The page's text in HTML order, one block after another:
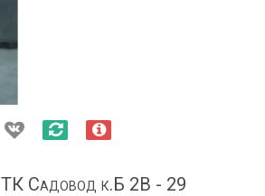
Садовод к.Б 2В - 29